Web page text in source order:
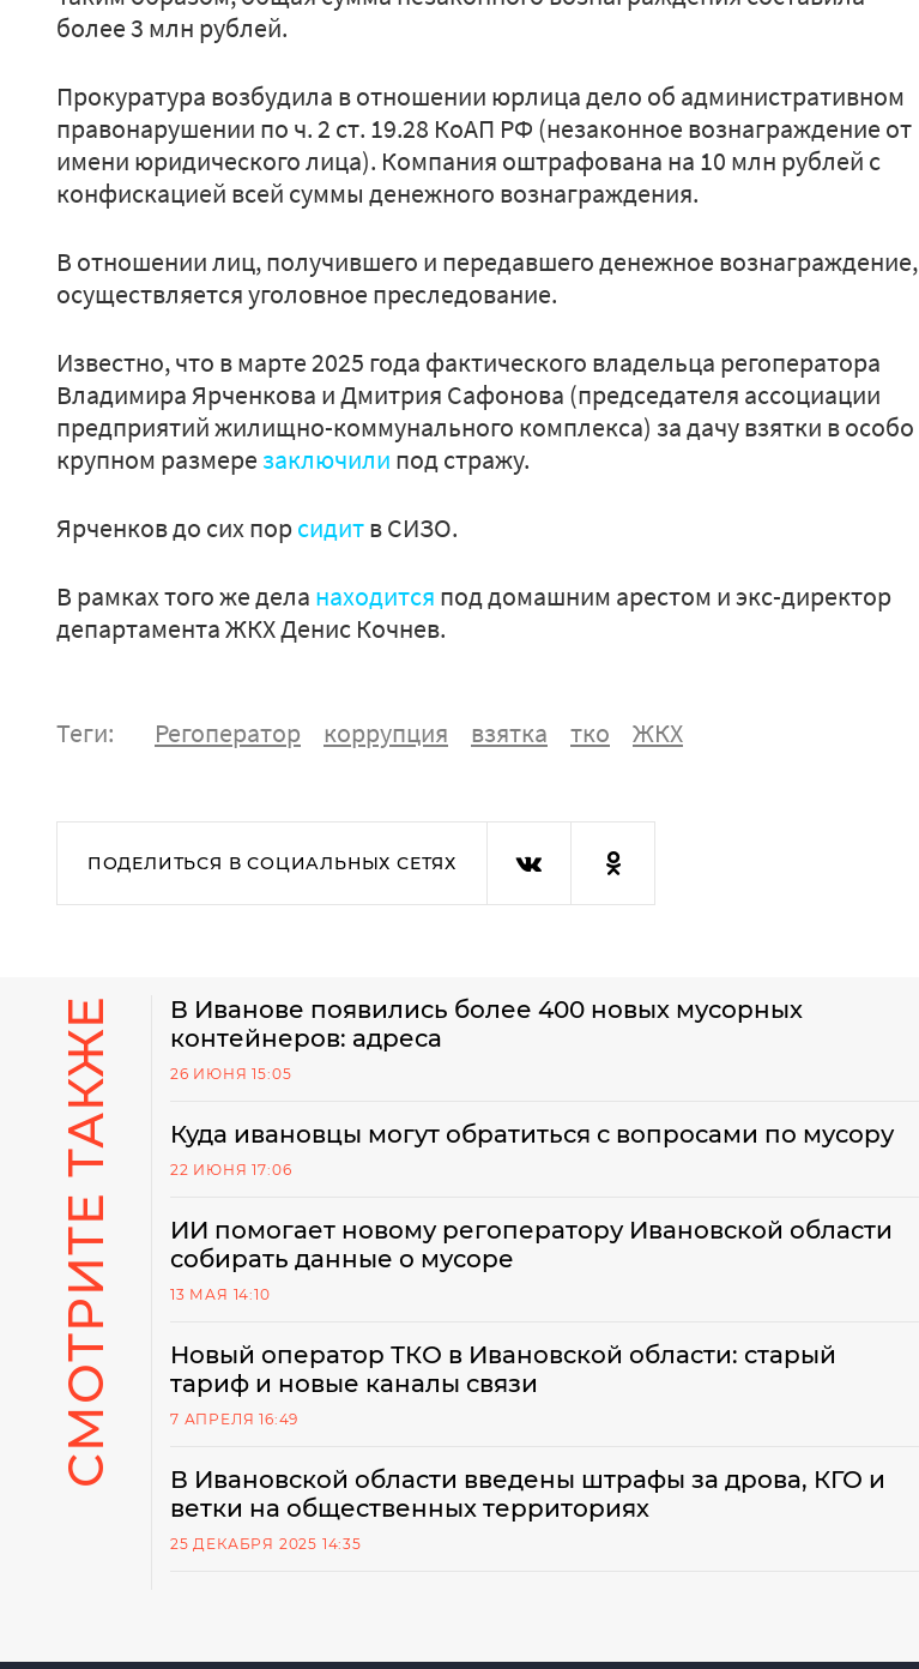
более 3 млн рублей.
Прокуратура возбудила в отношении юрлица дело об административном
правонарушении по ч. 2 ст. 19.28 КоАП РФ (незаконное вознаграждение от
имени юридического лица). Компания оштрафована на 10 млн рублей с
конфискацией всей суммы денежного вознаграждения.
В отношении лиц, получившего и передавшего денежное вознаграждение,
осуществляется уголовное преследование.
Известно, что в марте 2025 года фактического владельца регоператора
Владимира Ярченкова и Дмитрия Сафонова (председателя ассоциации
предприятий жилищно-коммунального комплекса) за дачу взятки в особо
крупном размере заключили под стражу.
Ярченков до сих порсидитв СИЗО.
В рамках того же дела находится под домашним арестом и экс-директор
департамента ЖКХ Денис Кочнев.
Теги: Регоператор коррупция взятка тко ЖКХ
ПОДЕЛИТЬСЯ В СОЦИАЛЬНЫХ СЕТЯХ
СМОТРИТЕ ТАКЖЕ
В Иванове появились более 400 новых мусорных
контейнеров: адреса
26 ИЮНЯ 15:05
Куда ивановцы могут обратиться с вопросами по мусору
22 ИЮНЯ 17:06
ИИ помогает новому регоператору Ивановской области
собирать данные о мусоре
13 МАЯ 14:10
Новый оператор ТКО в Ивановской области: старый
тариф и новые каналы связи
7 АПРЕЛЯ 16:49
В Ивановской области введены штрафы за дрова, КГО и
ветки на общественных территориях
25 ДЕКАБРЯ 2025 14:35